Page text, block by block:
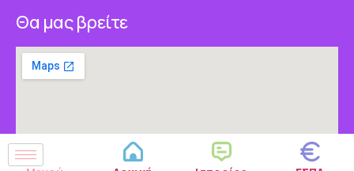
Θα μας βρείτε